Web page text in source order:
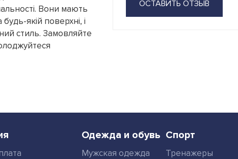
Вони мають
якій поверхні, і
стиль. Замовляйте
ОСТАВИТЬ ОТЗЫВ
Одежда и обувь
Мужская одежда
Спорт
Тренажеры